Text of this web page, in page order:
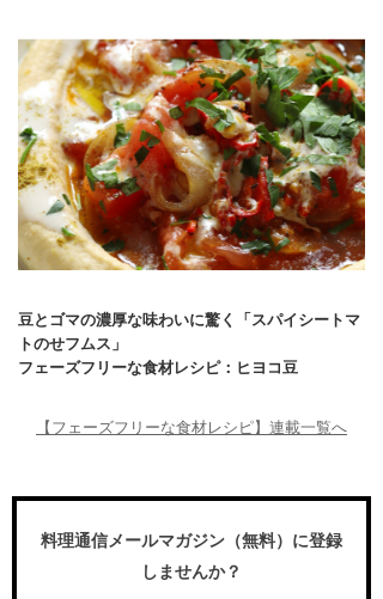
豆とゴマの濃厚な味わいに驚く「スパイシートマ
トのせフムス」
フェーズフリーな食材レシピ：ヒヨコ豆
【フェーズフリーな食材レシピ】連載一覧へ
料理通信メールマガジン（無料）に登録
しませんか？